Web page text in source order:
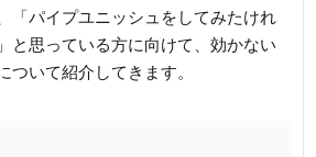
「パイプユニッシュをしてみたけれ
と思っている方に向けて、効かない
ついて紹介してきます。